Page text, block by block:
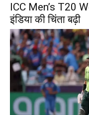
ICC Men’s T20
इंडिया की चिंता बढ़ी